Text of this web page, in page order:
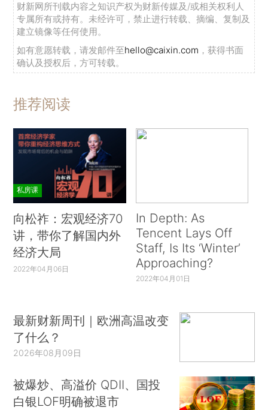
财新网所刊载内容之知识产权为财新传媒及/或相关权利人
专属所有或持有。未经许可，禁止进行转载、摘编、复制及
建立镜像等任何使用。
如有意愿转载，请发邮件至hello@caixin.com ，获得书面
确认及授权后，方可转载。
推荐阅读
私房课
向松祚：宏观经济70
讲，带你了解国内外
经济大局
2022年04月06日
In Depth: As
Tencent Lays Off
Staff, Is Its ‘Winter’
Approaching?
2022年04月01日
最新财新周刊｜欧洲高温改变
了什么？
2026年08月09日
被爆炒、高溢价 QDII、国投
白银LOF明确被退市